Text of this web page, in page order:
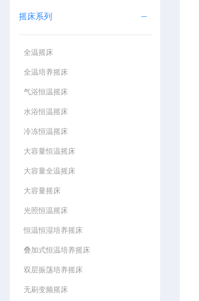
摇床系列
全温摇床
全温培养摇床
气浴恒温摇床
水浴恒温摇床
冷冻恒温摇床
大容量恒温摇床
大容量全温摇床
大容量摇床
光照恒温摇床
恒温恒湿培养摇床
叠加式恒温培养摇床
双层振荡培养摇床
无刷变频摇床